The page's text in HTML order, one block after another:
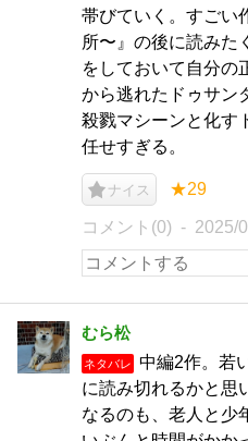
帯びていく。すごい
所〜』の後に読みた
をしておいて自分の
から逃れたドゥサン
殺戮マシーンと化す
任せすぎる。
ナイス ★29
コメント(0) 2025/
むら松
ネタバレ
中編2作。若
に読み切れるかと思
なるのも、老人と少